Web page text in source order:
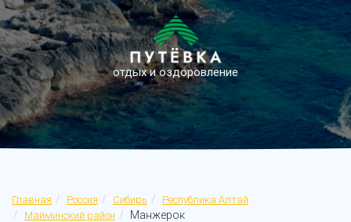
отдых и оздоровление
Главная Россия Сибирь
Республика Алтай
Майминский район
Манжерок